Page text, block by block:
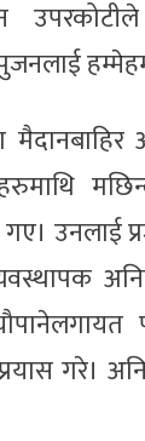
उनलाई
गरे।